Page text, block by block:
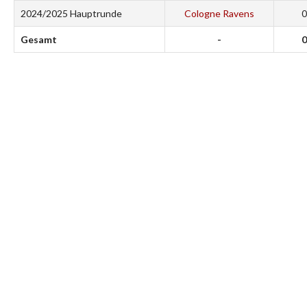
2024/2025 Hauptrunde Cologne Ravens 0
Gesamt - 0